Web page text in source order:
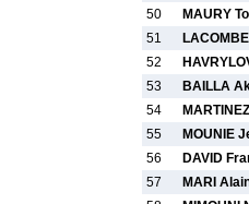
50
MAURY
51
52
53
BAILLA
54
55
MOUNIE
56
DAVID
57
MARI